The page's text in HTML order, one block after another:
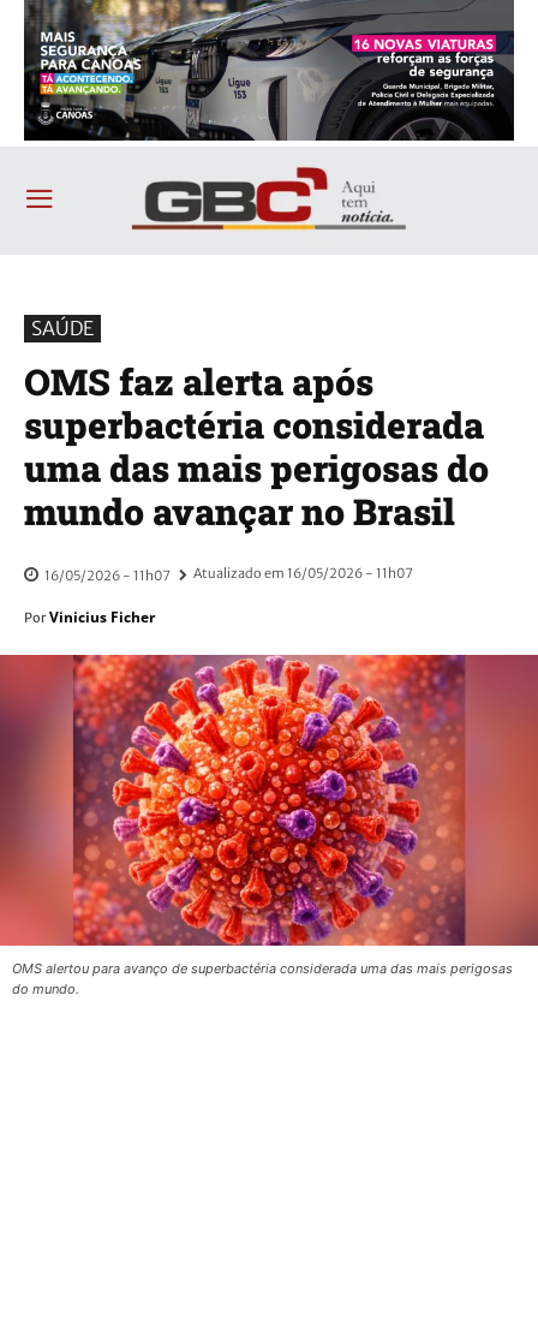
SAÚDE
OMS faz alerta após
superbactéria considerada
uma das mais perigosas do
mundo avançar no Brasil
16/05/2026 - 11h07 Atualizado em 16/05/2026 - 11h07
Por Vinicius Ficher
OMS alertou para avanço de superbactéria considerada uma das mais perigosas
do mundo.